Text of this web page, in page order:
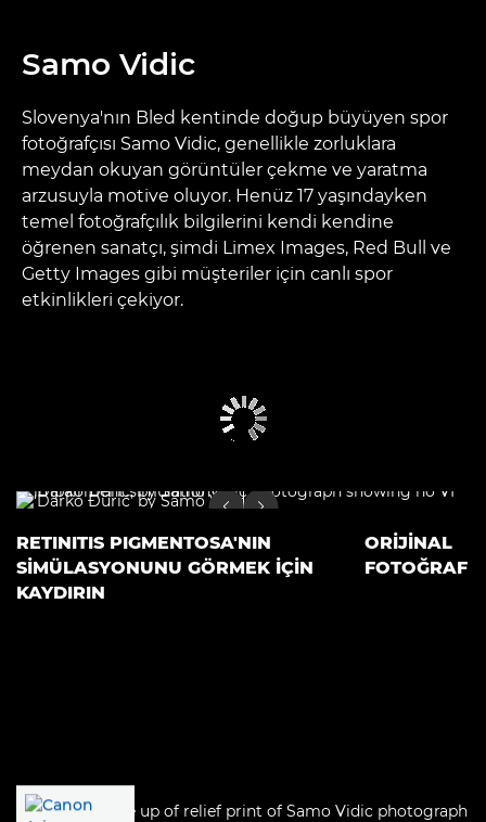
Samo Vidic
Slovenya'nın Bled kentinde doğup büyüyen spor
fotoğrafçısı Samo Vidic, genellikle zorluklara
meydan okuyan görüntüler çekme ve yaratma
arzusuyla motive oluyor. Henüz 17 yaşındayken
temel fotoğrafçılık bilgilerini kendi kendine
öğrenen sanatçı, şimdi Limex Images, Red Bull ve
Getty Images gibi müşteriler için canlı spor
etkinlikleri çekiyor.
RETINITIS PIGMENTOSA'NIN
SİMÜLASYONUNU GÖRMEK İÇİN
KAYDIRIN
ORİJİNAL
FOTOĞRAF